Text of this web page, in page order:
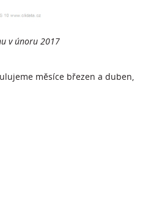
v únoru 2017
měsíce březen a duben,